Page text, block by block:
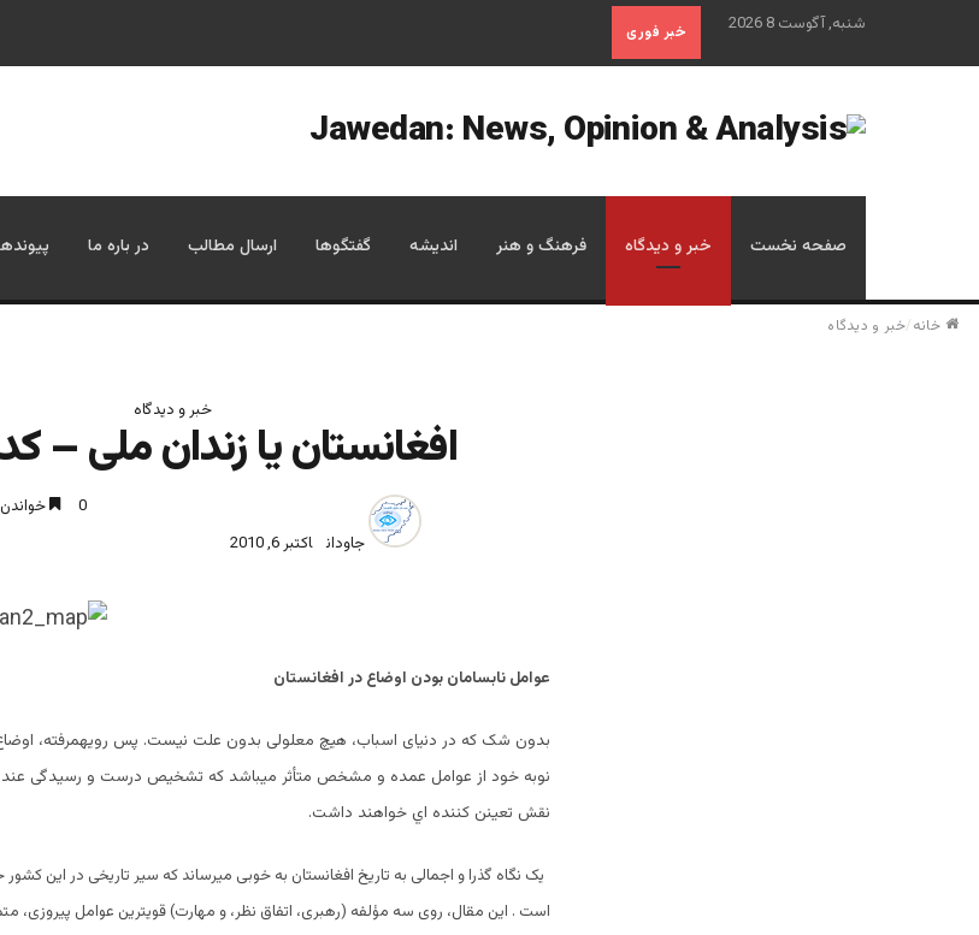
شنبه, آگوست 8 2026 خبر فوری
صفحه نخست خبر و دیدگاه فرهنگ و هنر اندیشه گفتگوها ارسال مطالب در باره ما
خانه/خبر و دیدگاه
خبر و دیدگاه
افغانستان یا زندان ملی –
جاودان اکتبر 6, 2010
0 خواندن این
عوامل نابسامان بودن اوضاع در افغانستان
بدون شک که در دنیای اسباب، هیچ معلولی بدون علت نیست. پس رویهمرفته،
نوبه خود از عوامل عمده و مشخص متأثر میباشد که تشخیص درست و رسیدگی
نقش تعینن کننده اي خواهند داشت.
یک نگاه گذرا و اجمالی به تاریخ افغانستان به خوبی میرساند که سیر تاریخی در این
است . این مقال، روی سه مؤلفه (رهبری، اتفاق نظر، و مهارت) قویترین عوامل پیروزی،